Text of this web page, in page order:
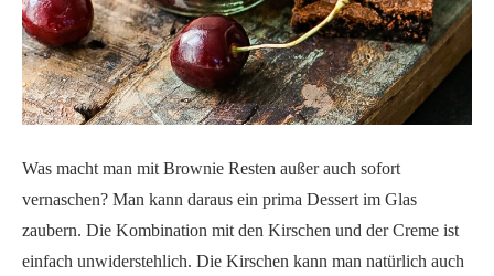
Was macht man mit Brownie Resten außer auch sofort
vernaschen? Man kann daraus ein prima Dessert im Glas
zaubern. Die Kombination mit den Kirschen und der Creme ist
einfach unwiderstehlich. Die Kirschen kann man natürlich auch